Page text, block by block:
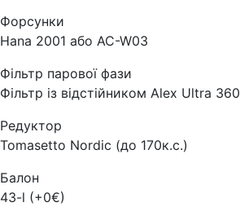
Форсунки
Hana 2001 або AC-W03
Фільтр парової фази
Фільтр із відстійником Alex Ultra 360
Редуктор
Tomasetto Nordic (до 170к.с.)
Балон
43-l (+0€)